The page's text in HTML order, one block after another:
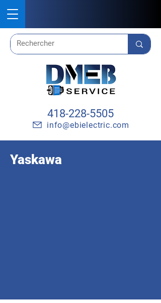
418-228-5505
info@ebielectric.com
Yaskawa